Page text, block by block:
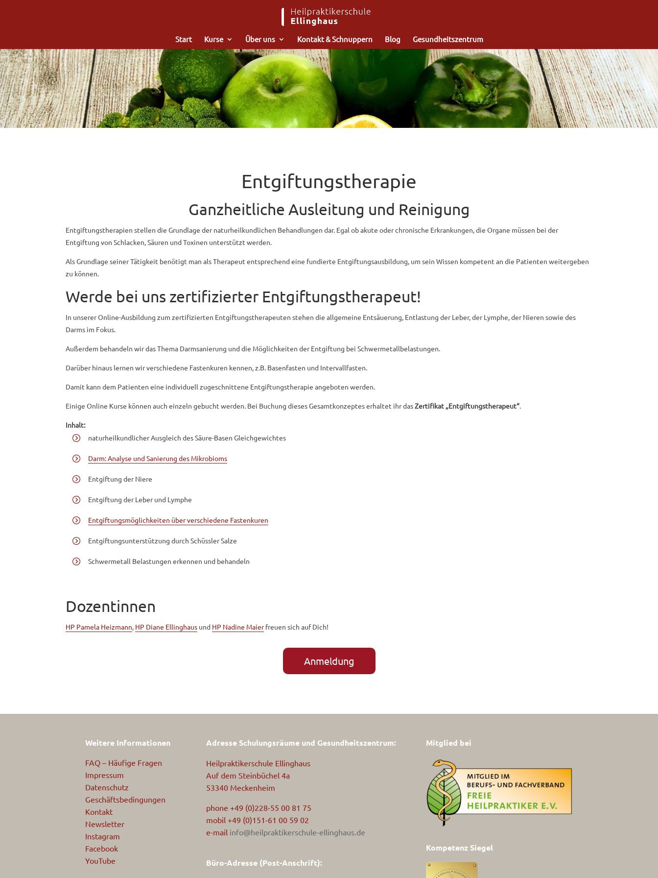
Start Kurse Über uns Kontakt & Schnuppern Blog Gesundheitszentrum
Entgiftungstherapie
Ganzheitliche Ausleitung und Reinigung
Entgiftungstherapien stellen die Grundlage der naturheilkundlichen Behandlungen dar. Egal ob akute oder chronische Erkrankungen, die Organe müssen bei der
Entgiftung von Schlacken, Säuren und Toxinen unterstützt werden.
Als Grundlage seiner Tätigkeit benötigt man als Therapeut entsprechend eine fundierte Entgiftungsausbildung, um sein Wissen kompetent an die Patienten weitergeben
zu können.
Werde bei uns zertifizierter Entgiftungstherapeut!
In unserer Online-Ausbildung zum zertifizierten Entgiftungstherapeuten stehen die allgemeine Entsäuerung, Entlastung der Leber, der Lymphe, der Nieren sowie des
Darms im Fokus.
Außerdem behandeln wir das Thema Darmsanierung und die Möglichkeiten der Entgiftung bei Schwermetallbelastungen.
Darüber hinaus lernen wir verschiedene Fastenkuren kennen, z.B. Basenfasten und Intervallfasten.
Damit kann dem Patienten eine individuell zugeschnittene Entgiftungstherapie angeboten werden.
Einige Online Kurse können auch einzeln gebucht werden. Bei Buchung dieses Gesamtkonzeptes erhaltet ihr dasZertifikat „Entgiftungstherapeut“.
Inhalt:
naturheilkundlicher Ausgleich des Säure-Basen Gleichgewichtes
Darm: Analyse und Sanierung des Mikrobioms
Entgiftung der Niere
Entgiftung der Leber und Lymphe
Entgiftungsmöglichkeiten über verschiedene Fastenkuren
Entgiftungsunterstützung durch Schüssler Salze
Schwermetall Belastungen erkennen und behandeln
Dozentinnen
HP Pamela Heizmann, HP Diane Ellinghaus und HP Nadine Maierfreuen sich auf Dich!
Anmeldung
Weitere Informationen
FAQ – Häufige Fragen
Impressum
Datenschutz
Geschäftsbedingungen
Kontakt
Newsletter
Instagram
Facebook
YouTube
Adresse Schulungsräume und Gesundheitszentrum:
Heilpraktikerschule Ellinghaus
Auf dem Steinbüchel 4a
53340 Meckenheim
phone +49 (0)228-55 00 81 75
mobil +49 (0)151-61 00 59 02
e-mail info@heilpraktikerschule-ellinghaus.de
Büro-Adresse (Post-Anschrift):
Mitglied bei
Kompetenz Siegel